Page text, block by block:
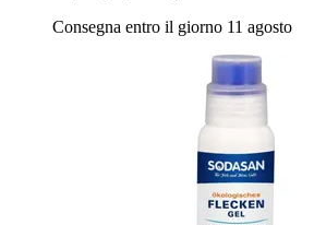
Consegna entro il giorno 11 agosto